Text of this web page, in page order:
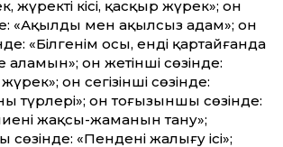
жүректі кісі, қасқыр жүрек»; он
«Ақылды мен ақылсыз адам»; он
«Білгенім осы, енді қартайғанда
он жетінші сөзінде:
он сегізінші сөзінде:
түрлері»; он тоғызыншы сөзінде:
жақсы-жаманын тану»;
«Пенденің жалығу ісі»;